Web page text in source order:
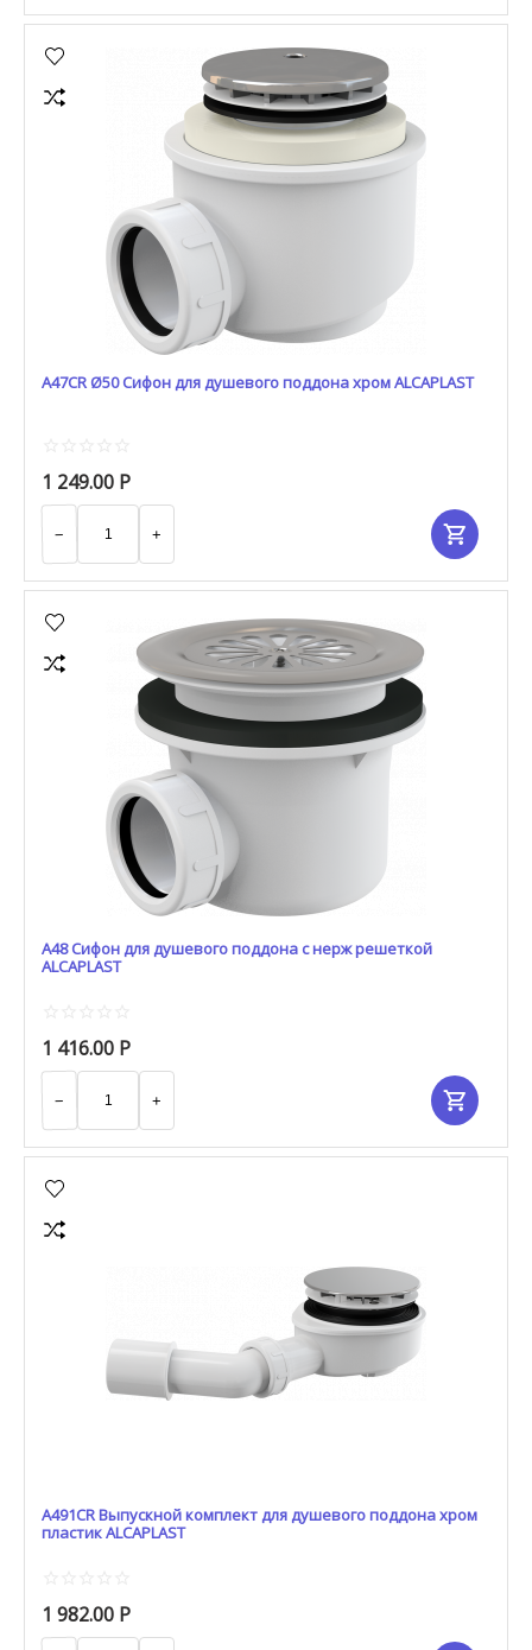
A47CR Ø50 Сифон для душевого поддона хром ALCAPLAST
1 249.00 Р
+
−
A48 Сифон для душевого поддона с нерж решеткой
ALCAPLAST
1 416.00 Р
+
−
A491CR Выпускной комплект для душевого поддона хром
пластик ALCAPLAST
1 982.00 Р